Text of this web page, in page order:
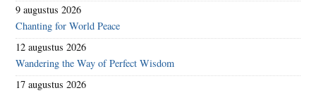
9 augustus 2026
Chanting for World Peace
12 augustus 2026
Wandering the Way of Perfect Wisdom
17 augustus 2026